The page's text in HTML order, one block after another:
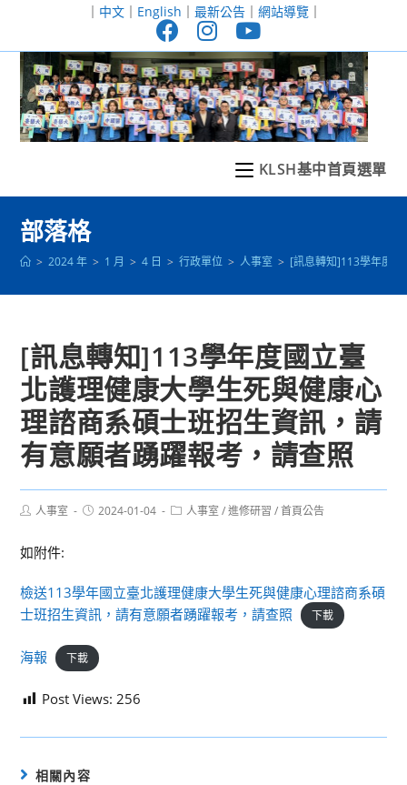
至
｜ 中文｜ English ｜ 最新公告｜ 網站導覽｜
KLSH基中首頁選單
部落格
> 2024 年 > 1 月 > 4 日 > 行政單位 > 人事室 > [訊息轉知]113學年度
[訊息轉知]113學年度國立臺
北護理健康大學生死與健康心
理諮商系碩士班招生資訊，請
有意願者踴躍報考，請查照
Post人事室
Post2024-01-04
Post人事室 / 進修研習 / 首頁公告
如附件:
檢送113學年國立臺北護理健康大學生死與健康心理諮商系碩
士班招生資訊，請有意願者踴躍報考，請查照
下載
海報 下載
Post Views: 256
相關內容